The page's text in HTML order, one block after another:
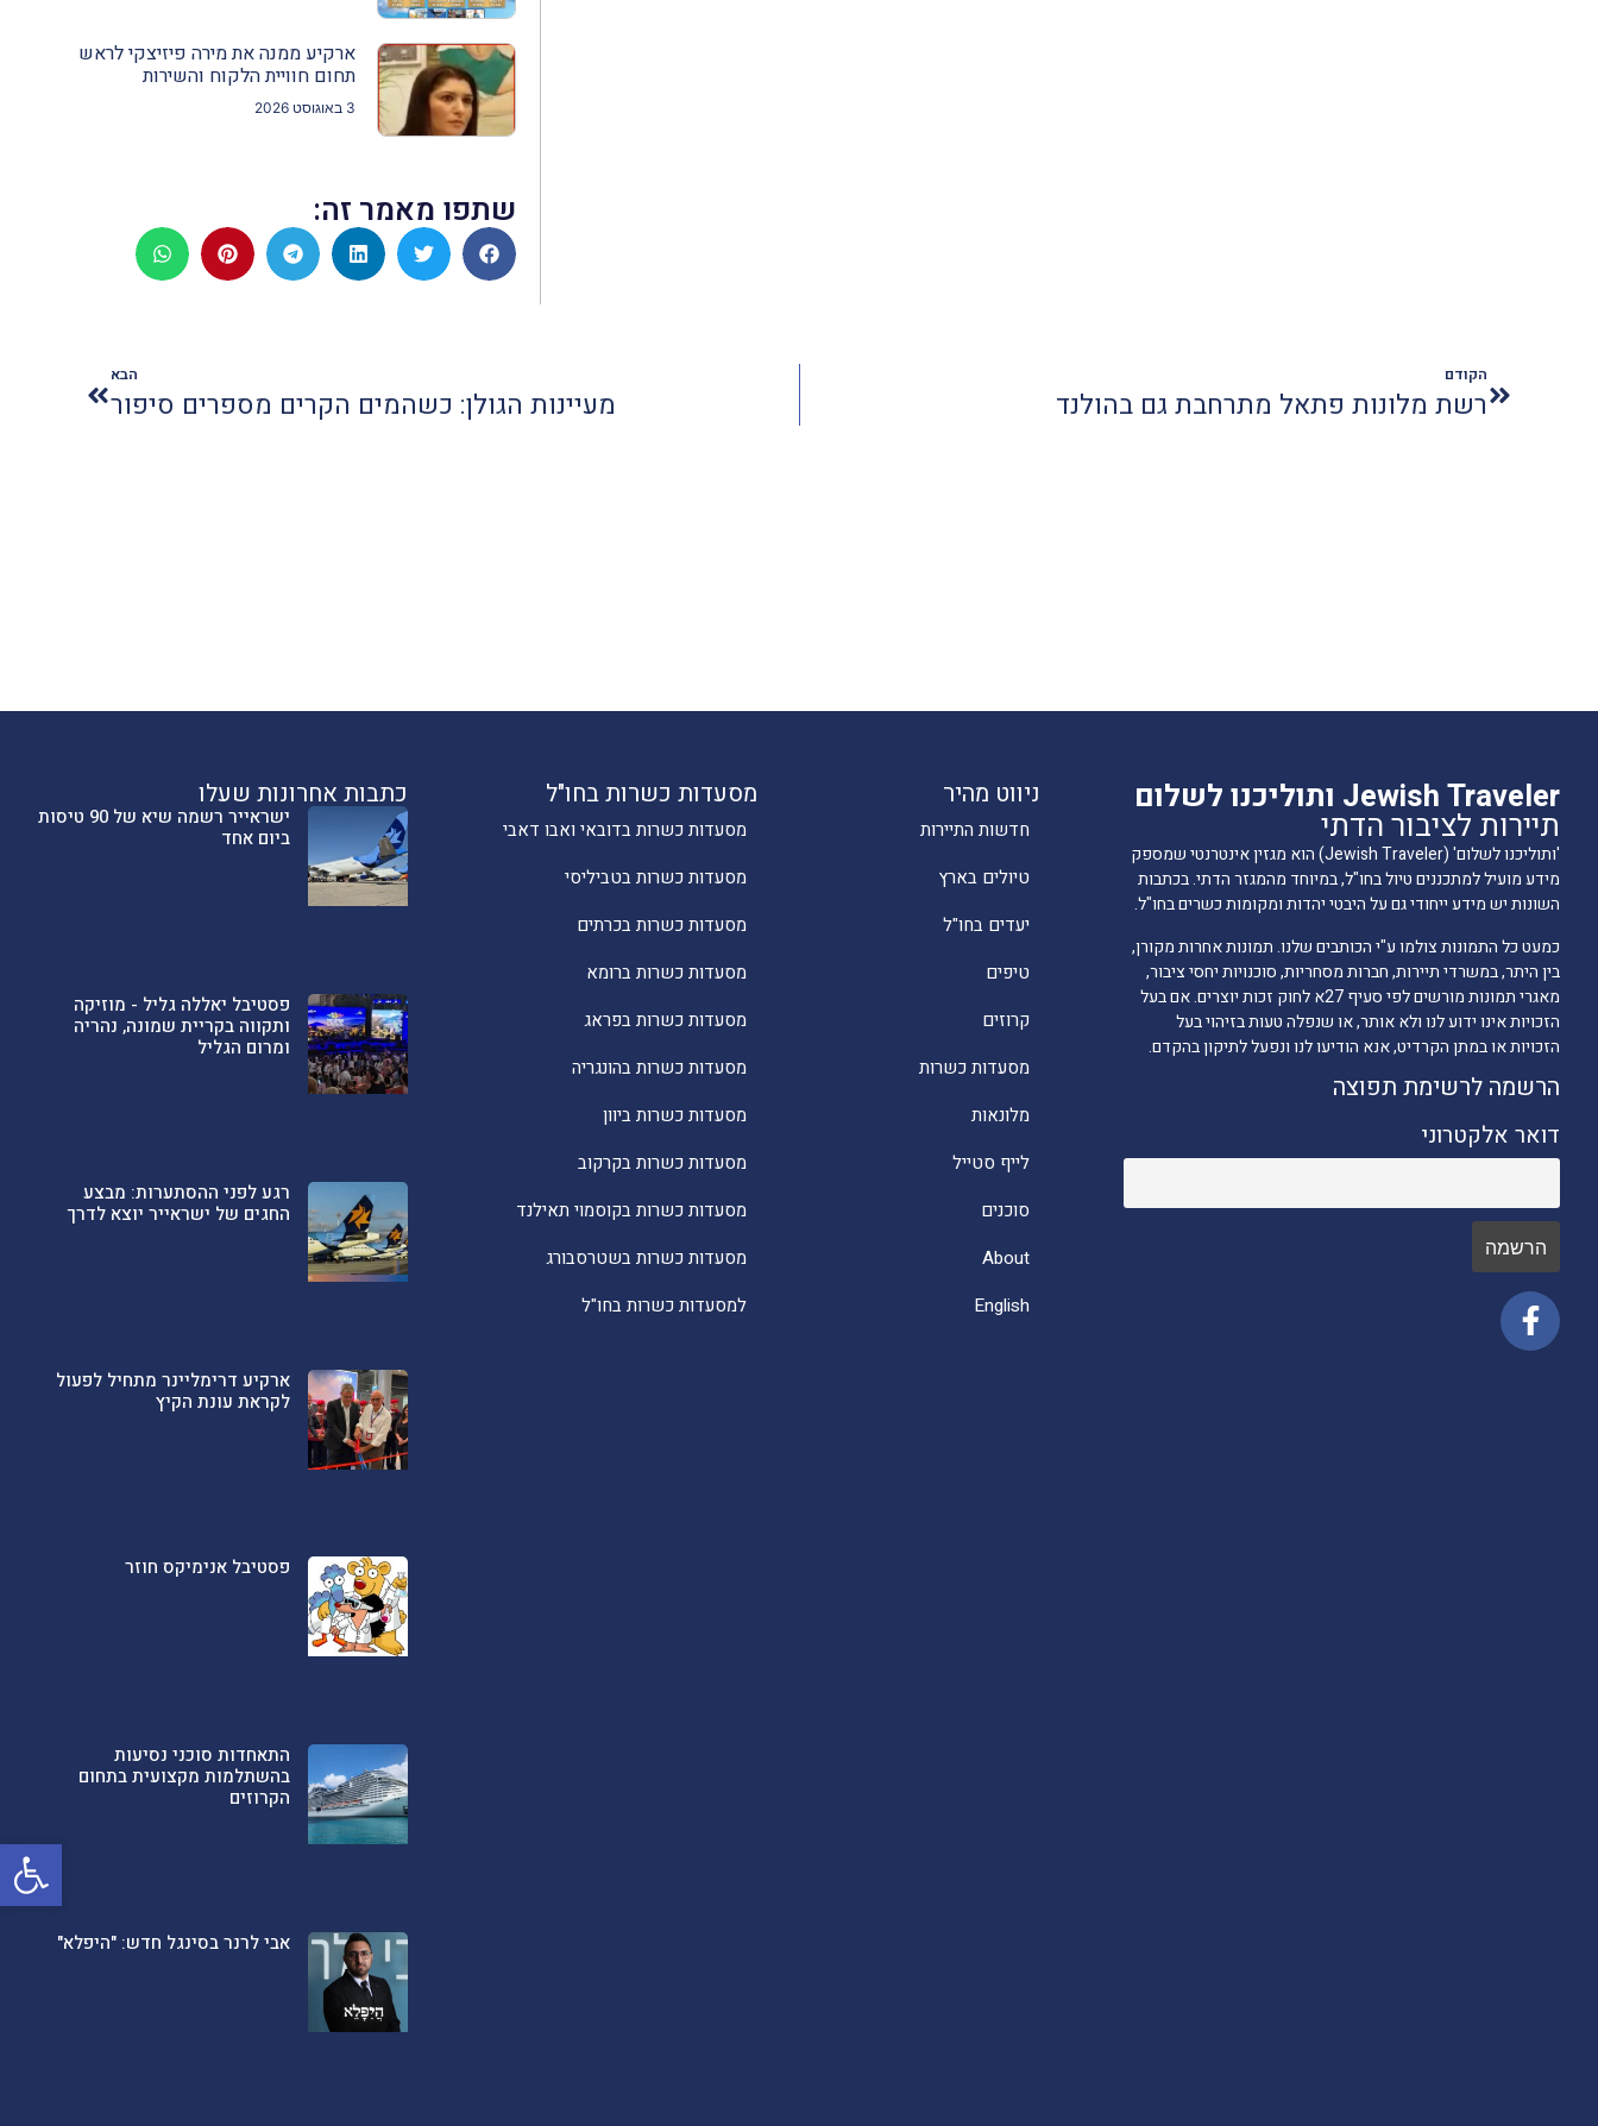
פתח
ארקיע ממנה את מירה פיזיצקי לראש
תחום חוויית הלקוח והשירות
3 באוגוסט 2026
שתפו מאמר זה:
הקודם
רשת מלונות פתאל מתרחבת גם בהולנד
הבא
מעיינות הגולן: כשהמים הקרים מספרים סיפור
כתבות אחרונות שעלו
ישראייר רשמה שיא של 90 טיסות
ביום אחד
פסטיבל יאללה גליל - מוזיקה
ותקווה בקריית שמונה, נהריה
ומרום הגליל
רגע לפני ההסתערות: מבצע
החגים של ישראייר יוצא לדרך
ארקיע דרימליינר מתחיל לפעול
לקראת עונת הקיץ
פסטיבל אנימיקס חוזר
התאחדות סוכני נסיעות
בהשתלמות מקצועית בתחום
הקרוזים
אבי לרנר בסינגל חדש: "היפלא"
מסעדות כשרות בחו"ל
מסעדות כשרות בדובאי ואבו דאבי
מסעדות כשרות בטביליסי
מסעדות כשרות בכרתים
מסעדות כשרות ברומא
מסעדות כשרות בפראג
מסעדות כשרות בהונגריה
מסעדות כשרות ביוון
מסעדות כשרות בקרקוב
מסעדות כשרות בקוסמוי תאילנד
מסעדות כשרות בשטרסבורג
למסעדות כשרות בחו"ל
ניווט מהיר
חדשות התיירות
טיולים בארץ
יעדים בחו"ל
טיפים
קרוזים
מסעדות כשרות
מלונאות
לייף סטייל
סוכנים
About
English
Jewish Traveler ותוליכנו לשלום
תיירות לציבור הדתי
'ותוליכנו לשלום' (Jewish Traveler) הוא מגזין אינטרנטי שמספק
מידע מועיל למתכננים טיול בחו"ל, במיוחד מהמגזר הדתי. בכתבות
השונות יש מידע ייחודי גם על היבטי יהדות ומקומות כשרים בחו"ל.
כמעט כל התמונות צולמו ע"י הכותבים שלנו. תמונות אחרות מקורן,
בין היתר, במשרדי תיירות, חברות מסחריות, סוכנויות יחסי ציבור,
מאגרי תמונות מורשים לפי סעיף 27א לחוק זכות יוצרים. אם בעל
הזכויות אינו ידוע לנו ולא אותר, או שנפלה טעות בזיהוי בעל
הזכויות או במתן הקרדיט, אנא הודיעו לנו ונפעל לתיקון בהקדם.
הרשמה לרשימת תפוצה
דואר אלקטרוני